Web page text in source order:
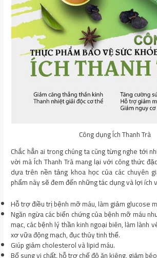
Công dụng Ích Thanh Trà
Chắc hẳn ai trong chúng ta cũng từng nghe tới
vời mà Ích Thanh Trà mang lại với công thức
dựa trên nền tảng khoa học của các chuyên
phẩm này sẽ đem đến những tác dụng và lợi ích
Hỗ trợ điều trị bệnh mỡ máu, làm giảm glucose
Ngăn ngừa các biến chứng của bệnh mỡ máu
mạc, các bệnh lý thần kinh ngoại biên, làm lành
xơ vữa động mạch, đục thủy tinh thể.
Giúp giảm cholesterol và lipid máu.